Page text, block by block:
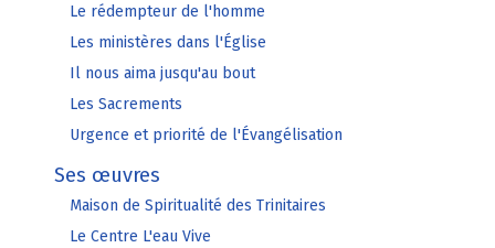
Le rédempteur de l'homme
Les ministères dans l'Église
Il nous aima jusqu'au bout
Les Sacrements
Urgence et priorité de l'Évangélisation
Ses œuvres
Maison de Spiritualité des Trinitaires
Le Centre L'eau Vive